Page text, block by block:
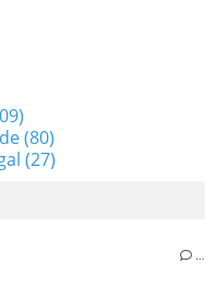
…
(80)
(27)